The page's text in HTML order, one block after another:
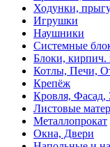
Ходунки,
Игрушки
Наушники
Системные
Блоки, кирпич.
Котлы, Печи,
Крепёж
Кровля, Фасад,
Листовые
Металлопрокат
Окна, Двери